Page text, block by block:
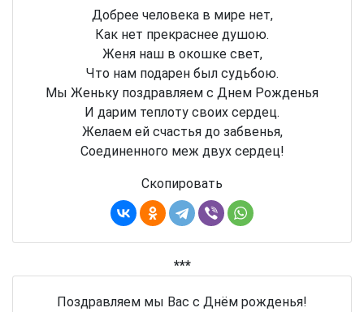
Добрее человека в мире нет,
Как нет прекраснее душою.
Женя наш в окошке свет,
Что нам подарен был судьбою.
Мы Женьку поздравляем с Днем Рожденья
И дарим теплоту своих сердец.
Желаем ей счастья до забвенья,
Соединенного меж двух сердец!
Скопировать
***
Поздравляем мы Вас с Днём рожденья!